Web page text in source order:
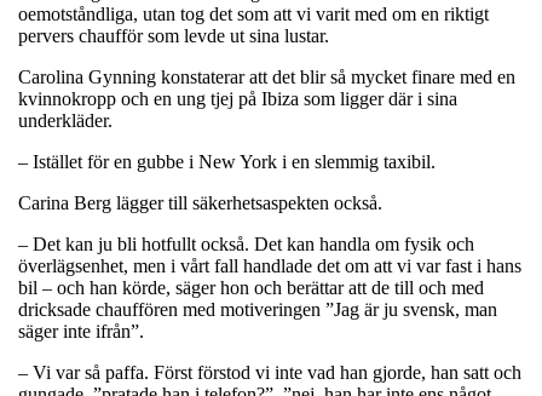
oemotståndliga, utan tog det som att vi varit med om en riktigt
pervers chaufför som levde ut sina lustar.
Carolina Gynning konstaterar att det blir så mycket finare med en
kvinnokropp och en ung tjej på Ibiza som ligger där i sina
underkläder.
– Istället för en gubbe i New York i en slemmig taxibil.
Carina Berg lägger till säkerhetsaspekten också.
– Det kan ju bli hotfullt också. Det kan handla om fysik och
överlägsenhet, men i vårt fall handlade det om att vi var fast i hans
bil – och han körde, säger hon och berättar att de till och med
dricksade chauffören med motiveringen ”Jag är ju svensk, man
säger inte ifrån”.
– Vi var så paffa. Först förstod vi inte vad han gjorde, han satt och